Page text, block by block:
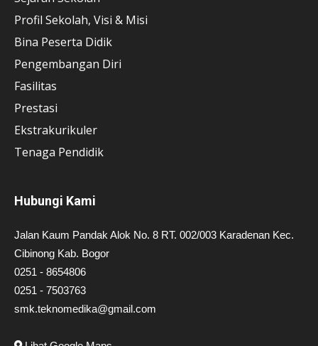
Profil Sekolah, Visi & Misi
Bina Peserta Didik
Pengembangan Diri
Fasilitas
Prestasi
Ekstrakurikuler
Tenaga Pendidik
Hubungi Kami
Jalan Kaum Pandak Alok No. 8 RT. 002/003 Karadenan Kec.
Cibinong Kab. Bogor
0251 - 8654806
0251 - 7503763
smk.teknomedika@gmail.com